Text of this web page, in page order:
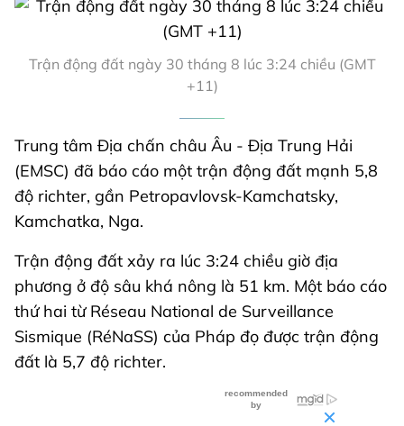
Trận động đất ngày 30 tháng 8 lúc 3:24 chiều (GMT
+11)
Trung tâm Địa chấn châu Âu - Địa Trung Hải
(EMSC) đã báo cáo một trận động đất mạnh 5,8
độ richter, gần Petropavlovsk-Kamchatsky,
Kamchatka, Nga.
Trận động đất xảy ra lúc 3:24 chiều giờ địa
phương ở độ sâu khá nông là 51 km. Một báo cáo
thứ hai từ Réseau National de Surveillance
Sismique (RéNaSS) của Pháp đọ được trận động
đất là 5,7 độ richter.